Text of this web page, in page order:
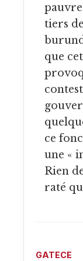
tiers
que
ce
une «
Rien
raté
GATECE